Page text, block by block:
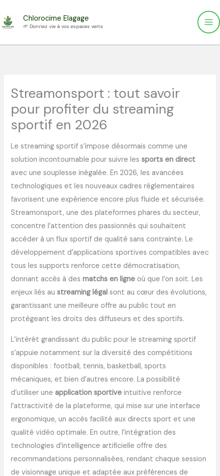
au
Chlorocime Elagage
🌱 Donnez vie à vos espaces verts
Streamonsport : tout savoir
pour profiter du streaming
sportif en 2026
Le streaming sportif s’impose désormais comme une
solution incontournable pour suivre lessports en direct
avec une souplesse inégalée. En 2026, les avancées
technologiques et les nouveaux cadres réglementaires
favorisent une expérience encore plus fluide et sécurisée.
Streamonsport, une des plateformes phares du secteur,
concentre l’attention des passionnés qui souhaitent
accéder à un flux sportif de qualité sans contrainte. Le
développement d’applications sportives compatibles avec
tous les supports renforce cette démocratisation,
donnant accès à desmatchs en ligne où que l’on soit. Les
enjeux liés austreaming légal sont au cœur des évolutions,
garantissant une meilleure offre au public tout en
protégeant les droits des diffuseurs et des sportifs.
L’intérêt grandissant du public pour le streaming sportif
s’appuie notamment sur la diversité des compétitions
disponibles : football, tennis, basketball, sports
mécaniques, et bien d’autres encore. La possibilité
d’utiliser une application sportive intuitive renforce
l’attractivité de la plateforme, qui mise sur une interface
ergonomique, un accès facilité aux directs sport et une
qualité vidéo optimale. En outre, l’intégration des
technologies d’intelligence artificielle offre des
recommandations personnalisées, rendant chaque session
de visionnage unique et adaptée aux préférences de